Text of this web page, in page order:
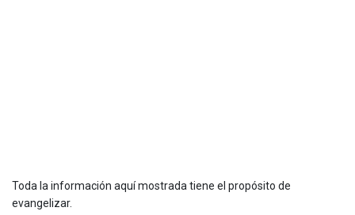
Toda la información aquí mostrada tiene el propósito de
evangelizar.